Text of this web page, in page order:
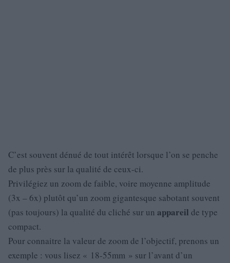
C’est souvent dénué de tout intérêt lorsque l’on se penche
de plus près sur la qualité de ceux-ci.
Privilégiez un zoom de faible, voire moyenne amplitude
(3x – 6x) plutôt qu’un zoom gigantesque sabotant souvent
(pas toujours) la qualité du cliché sur un appareil de type
compact.
Pour connaitre la valeur de zoom de l’objectif, prenons un
exemple : vous lisez « 18-55mm » sur l’avant d’un